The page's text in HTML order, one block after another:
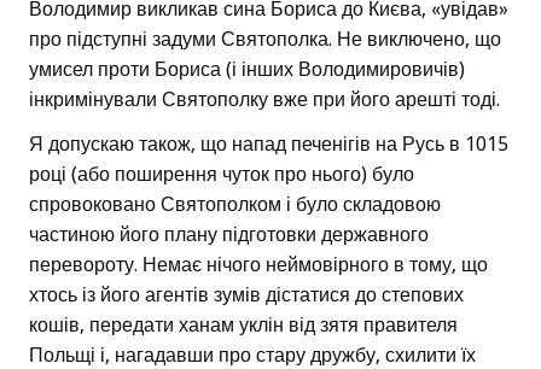
Володимир викликав сина Бориса до Києва, «увідав»
про підступні задуми Святополка. Не виключено, що
умисел проти Бориса (і інших Володимировичів)
інкримінували Святополку вже при його арешті тоді.
Я допускаю також, що напад печенігів на Русь в 1015
році (або поширення чуток про нього) було
спровоковано Святополком і було складовою
частиною його плану підготовки державного
перевороту. Немає нічого неймовірного в тому, що
хтось із його агентів зумів дістатися до степових
кошів, передати ханам уклін від зятя правителя
Польщі і, нагадавши про стару дружбу, схилити їх